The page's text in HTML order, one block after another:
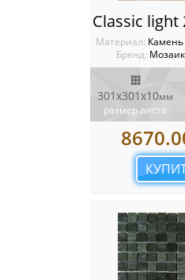
Материал: Камень
Бренд:
301х301х10мм
размер листа